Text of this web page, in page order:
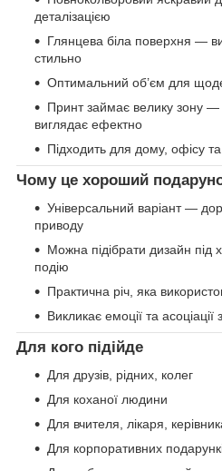
деталізацією
Глянцева біла поверхня —
стильно
Оптимальний об’єм для
Принт займає велику зону —
виглядає ефектно
Підходить для дому, офісу
Чому це хороший
Універсальний варіант —
приводу
Можна підібрати дизайн під
подію
Практична річ, яка
Викликає емоції та
Для кого підійде
Для друзів, рідних, колег
Для коханої людини
Для вчителя, лікаря,
Для корпоративних